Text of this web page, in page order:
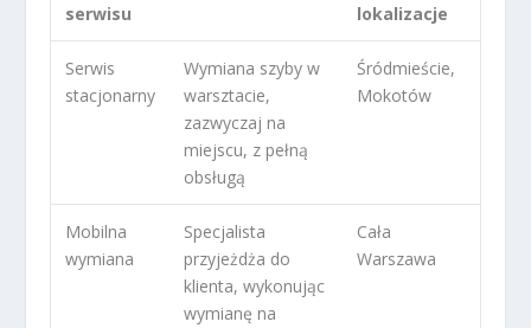
serwisu
lokalizacje
Serwis
stacjonarny
Wymiana szyby w
warsztacie,
zazwyczaj na
miejscu, z pełną
obsługą
Śródmieście,
Mokotów
Mobilna
wymiana
Specjalista
przyjeżdża do
klienta, wykonując
wymianę na
Cała
Warszawa